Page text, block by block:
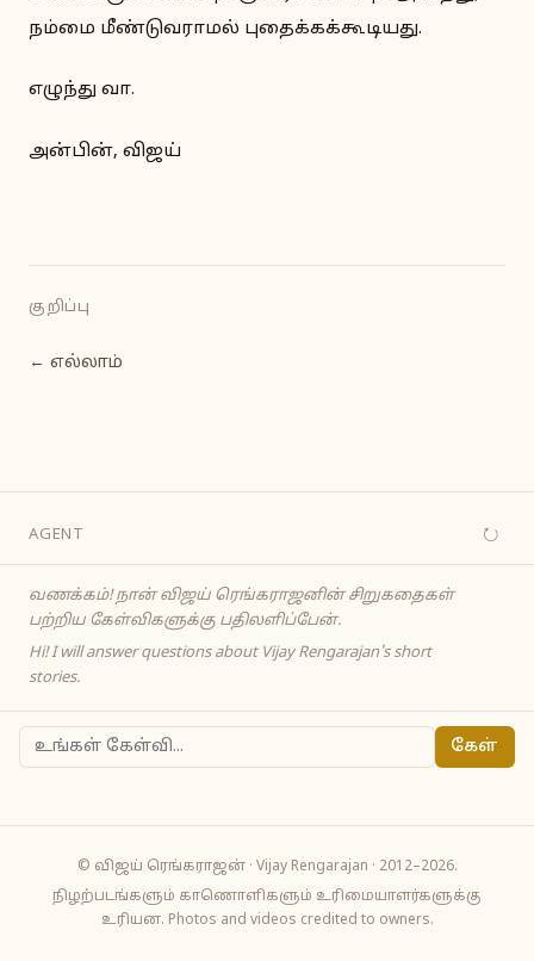
நம்மை மீண்டுவராமல் புதைக்கக்கூடியது.
எழுந்து வா.
அன்பின், விஜய்
குறிப்பு
← எல்லாம்
AGENT ↻
வணக்கம்! நான் விஜய் ரெங்கராஜனின் சிறுகதைகள்
பற்றிய கேள்விகளுக்கு பதிலளிப்பேன்.
Hi! I will answer questions about Vijay Rengarajan's short
stories.
கேள்
© விஜய் ரெங்கராஜன் · Vijay Rengarajan · 2012–2026.
நிழற்படங்களும் காணொளிகளும் உரிமையாளர்களுக்கு
உரியன. Photos and videos credited to owners.